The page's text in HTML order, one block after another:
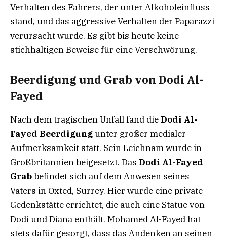
Verhalten des Fahrers, der unter Alkoholeinfluss
stand, und das aggressive Verhalten der Paparazzi
verursacht wurde. Es gibt bis heute keine
stichhaltigen Beweise für eine Verschwörung.
Beerdigung und Grab von Dodi Al-
Fayed
Nach dem tragischen Unfall fand die Dodi Al-
Fayed Beerdigungunter großer medialer
Aufmerksamkeit statt. Sein Leichnam wurde in
Großbritannien beigesetzt. Das Dodi Al-Fayed
Grabbefindet sich auf dem Anwesen seines
Vaters in Oxted, Surrey. Hier wurde eine private
Gedenkstätte errichtet, die auch eine Statue von
Dodi und Diana enthält. Mohamed Al-Fayed hat
stets dafür gesorgt, dass das Andenken an seinen